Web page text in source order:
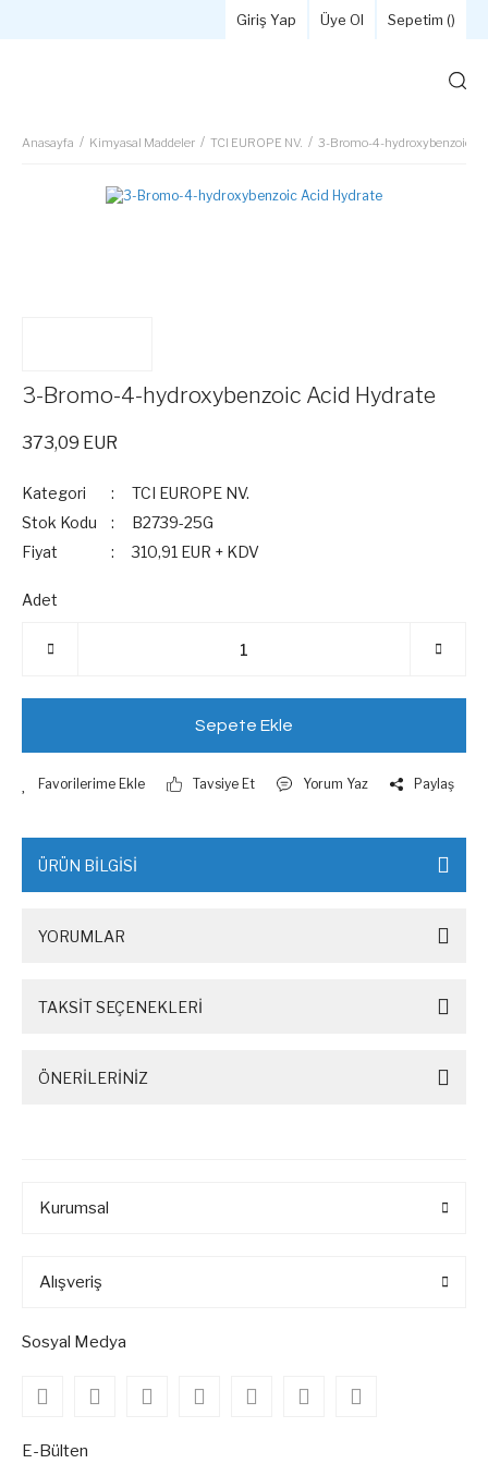
Giriş Yap Üye Ol Sepetim ()
Anasayfa Kimyasal Maddeler TCI EUROPE NV. 3-Bromo-4-hydroxybenzoic
3-Bromo-4-hydroxybenzoic Acid Hydrate
373,09 EUR
Kategori
TCI EUROPE NV.
Stok Kodu
B2739-25G
Fiyat
310,91 EUR + KDV
Adet
Sepete Ekle
Tavsiye Et Yorum Yaz Paylaş
ÜRÜN BİLGİSİ
YORUMLAR
TAKSİT SEÇENEKLERİ
ÖNERİLERİNİZ
Kurumsal
Alışveriş
Sosyal Medya
E-Bülten